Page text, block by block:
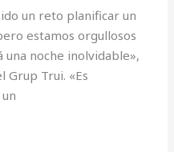
un reto planificar un
estamos orgullosos
noche inolvidable»,
Grup Trui. «Es